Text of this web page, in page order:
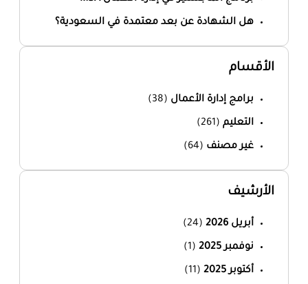
هل الشهادة عن بعد معتمدة في السعودية؟
الأقسام
برامج إدارة الأعمال (38)
التعليم (261)
غير مصنف (64)
الأرشيف
أبريل 2026 (24)
نوفمبر 2025 (1)
أكتوبر 2025 (11)